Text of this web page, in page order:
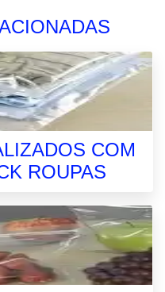
COM
ROUPAS